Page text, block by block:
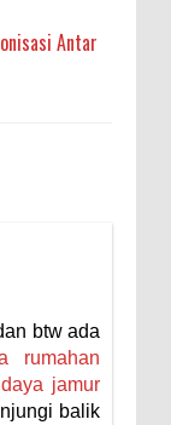
Antar
btw ada
rumahan
jamur
balik